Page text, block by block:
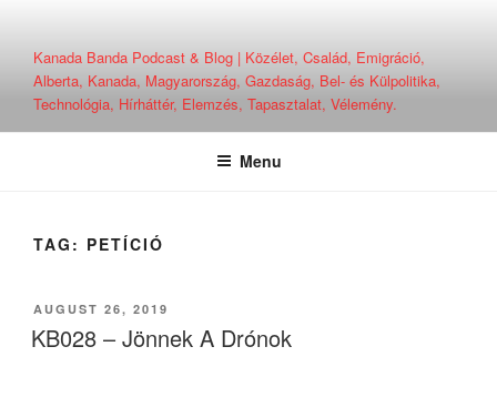
contentKanada Banda Podcast & Blog | Közélet, Család, Emigráció,
Alberta, Kanada, Magyarország, Gazdaság, Bel- és Külpolitika,
Technológia, Hírháttér, Elemzés, Tapasztalat, Vélemény.
Menu
TAG: PETÍCIÓ
POSTED
ON
AUGUST 26, 2019
KB028 – Jönnek A Drónok